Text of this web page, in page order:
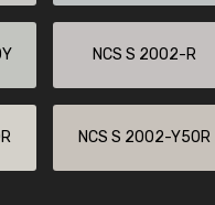
NCS S 2002-R
NCS S 2002-Y50R